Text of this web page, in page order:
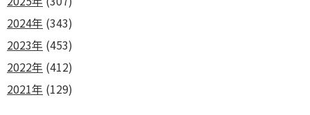
2024年 (343)
2023年 (453)
2022年 (412)
2021年 (129)